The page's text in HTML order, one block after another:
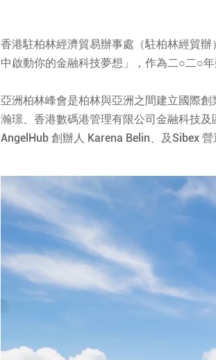
香港駐柏林經濟貿易辦事處（駐柏林經貿
中啟動你的金融科技夢想」，作為二○二○
亞洲柏林峰會是柏林與亞洲之間建立國際
瀚璟、香港數碼港管理有限公司金融科技
AngelHub 創辦人 Karena Belin、及Sibex